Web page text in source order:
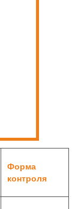
Форма
контроля